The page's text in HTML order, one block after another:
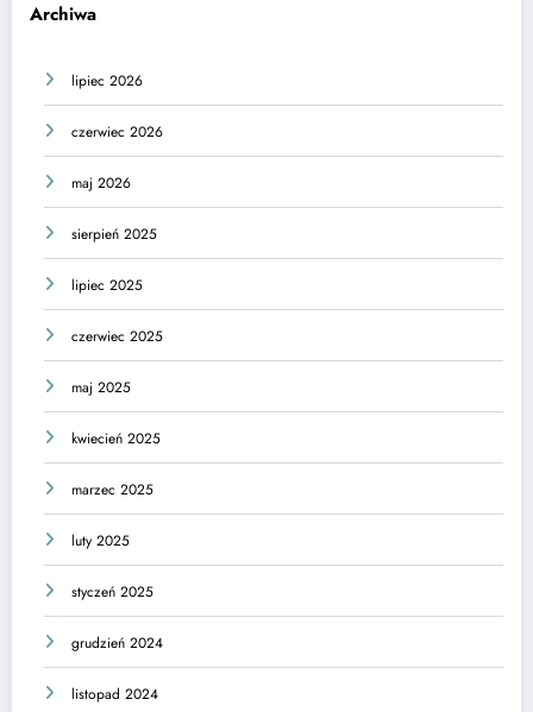
Archiwa
lipiec 2026
czerwiec 2026
maj 2026
sierpień 2025
lipiec 2025
czerwiec 2025
maj 2025
kwiecień 2025
marzec 2025
luty 2025
styczeń 2025
grudzień 2024
listopad 2024